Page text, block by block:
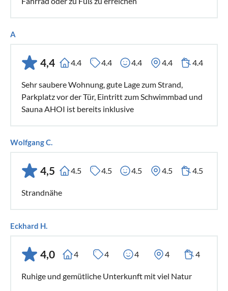
A
4,4 4.4 4.4 4.4 4.4 4.4
Sehr saubere Wohnung, gute Lage zum Strand,
Parkplatz vor der Tür, Eintritt zum Schwimmbad und
Sauna AHOI ist bereits inklusive
Wolfgang C.
4,5 4.5 4.5 4.5 4.5 4.5
Strandnähe
Eckhard H.
4,0 4 4 4 4 4
Ruhige und gemütliche Unterkunft mit viel Natur